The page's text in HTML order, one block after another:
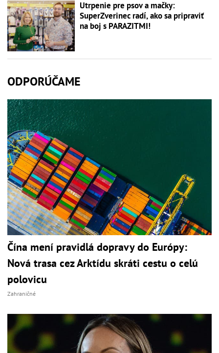
Utrpenie pre psov a mačky:
SuperZverinec radí, ako sa pripraviť
na boj s PARAZITMI!
ODPORÚČAME
Čína mení pravidlá dopravy do Európy:
Nová trasa cez Arktídu skráti cestu o celú
polovicu
Zahraničné